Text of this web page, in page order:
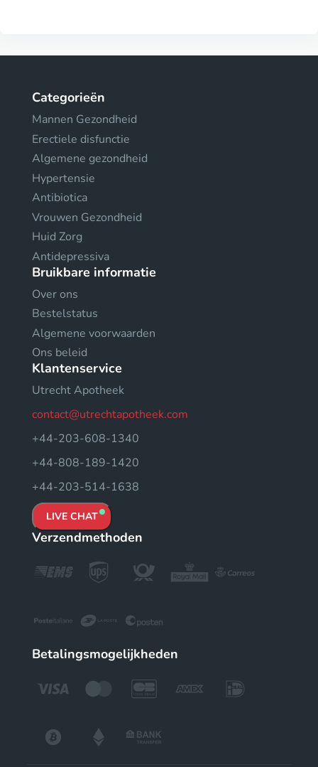
Categorieën
Mannen Gezondheid
Erectiele disfunctie
Algemene gezondheid
Hypertensie
Antibiotica
Vrouwen Gezondheid
Huid Zorg
Antidepressiva
Bruikbare informatie
Over ons
Bestelstatus
Algemene voorwaarden
Ons beleid
Klantenservice
Utrecht Apotheek
contact@utrechtapotheek.com
+44-203-608-1340
+44-808-189-1420
+44-203-514-1638
LIVE CHAT
Verzendmethoden
Betalingsmogelijkheden